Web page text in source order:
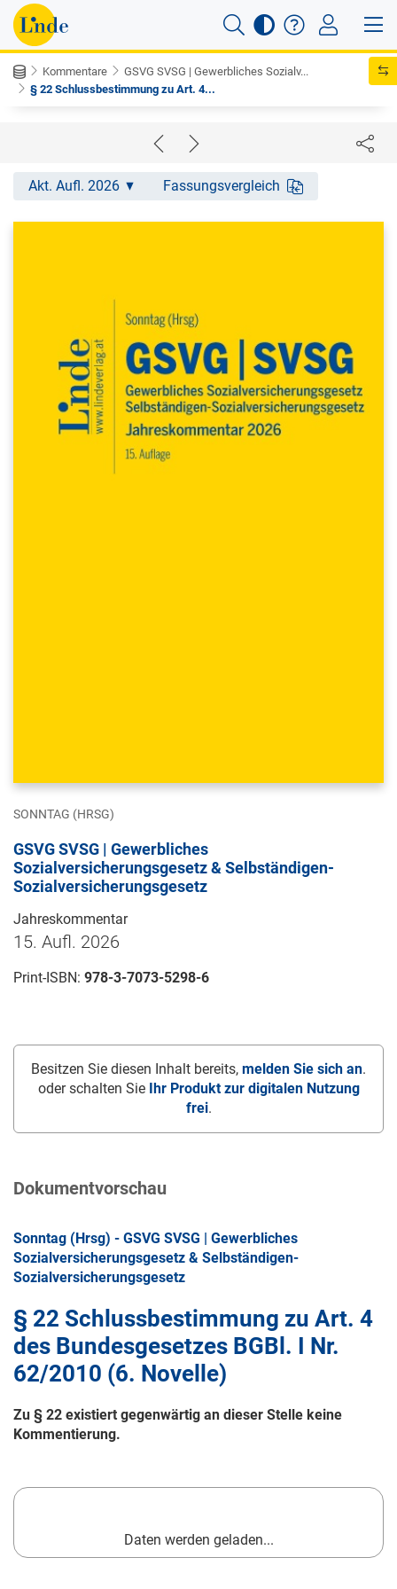
Kommentare
GSVG SVSG | Gewerbliches Sozialv...
§ 22 Schlussbestimmung zu Art. 4...
Akt. Aufl. 2026 Fassungsvergleich
SONNTAG (HRSG)
GSVG SVSG | Gewerbliches
Sozialversicherungsgesetz & Selbständigen-
Sozialversicherungsgesetz
Jahreskommentar
15. Aufl. 2026
Print-ISBN: 978-3-7073-5298-6
Besitzen Sie diesen Inhalt bereits, melden Sie sich an.
oder schalten Sie
Ihr Produkt zur digitalen Nutzung
frei.
Dokumentvorschau
Sonntag (Hrsg) - GSVG SVSG | Gewerbliches
Sozialversicherungsgesetz & Selbständigen-
Sozialversicherungsgesetz
§ 22 Schlussbestimmung zu Art. 4
des Bundesgesetzes BGBl. I Nr.
62/2010 (6. Novelle)
Zu § 22 existiert gegenwärtig an dieser Stelle keine
Kommentierung.
Daten werden geladen...